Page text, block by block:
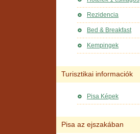
Rezidencia
Bed & Breakfast
Kempingek
Turisztikai informaciók
Pisa Képek
Pisa az ejszakában